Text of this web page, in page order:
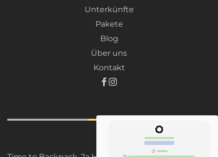
Unterkünfte
Pakete
Blog
Über uns
Kontakt